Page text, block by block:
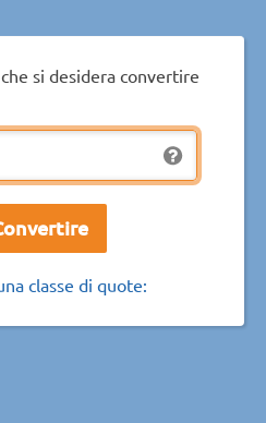
si desidera convertire
classe di quote: